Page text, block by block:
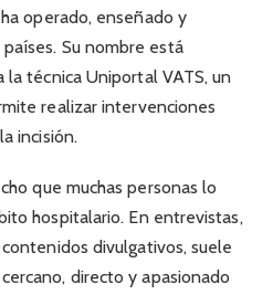
operado, enseñado y
Su nombre está
técnica Uniportal VATS, un
realizar intervenciones
incisión.
que muchas personas lo
hospitalario. En entrevistas,
divulgativos, suele
directo y apasionado